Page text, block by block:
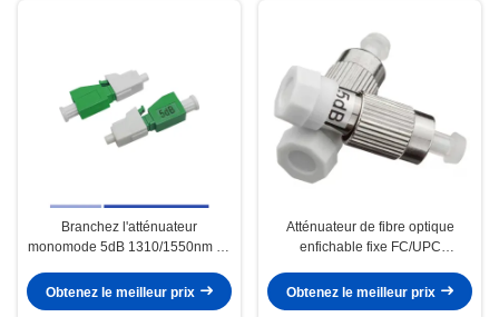
Branchez l'atténuateur
monomode 5dB 1310/1550nm de
Obtenez le meilleur prix
Atténuateur de fibre optique
enfichable fixe FC/UPC
Obtenez le meilleur prix